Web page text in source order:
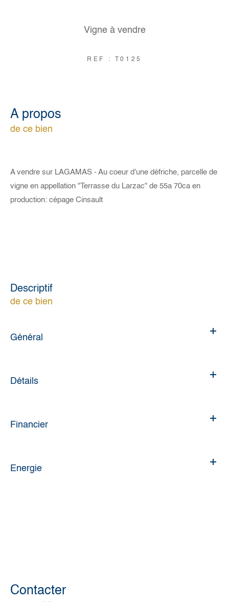
Vigne à vendre
REF : T0125
a propos
de ce bien
A vendre sur LAGAMAS - Au coeur d'une défriche, parcelle de
vigne en appellation "Terrasse du Larzac" de 55a 70ca en
production: cépage Cinsault
descriptif
de ce bien
Général
Détails
Financier
Energie
Contacter